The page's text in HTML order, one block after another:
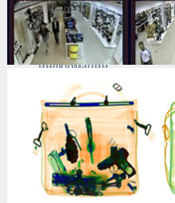
Антитеррористическое
оборудование
Поиск и выявление
каналов утечки
информации
Технические средства
защиты информации
Тепловизоры
Криминалистическая
техника
Поисково-досмотровое
оборудование
Средства
документирования и